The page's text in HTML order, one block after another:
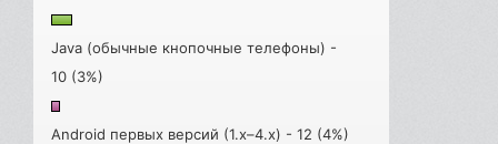
Java (обычные кнопочные телефоны) -
10 (3%)
Android первых версий (1.x–4.x) - 12 (4%)